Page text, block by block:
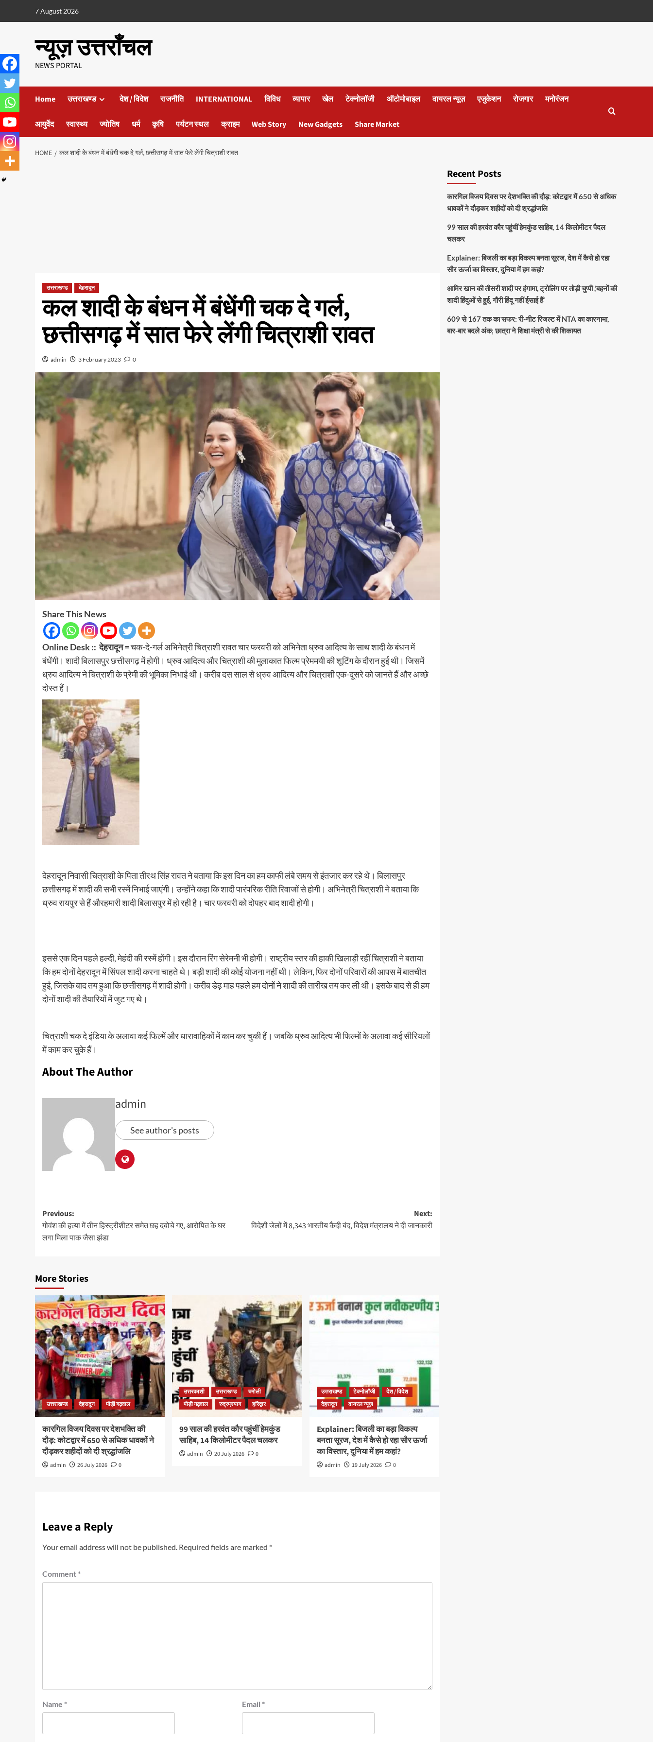
7 August 2026
न्यूज़ उत्तराँचल
NEWS PORTAL
Home उत्तराखण्ड देश / विदेश राजनीति INTERNATIONAL विविध व्यापार खेल टेक्नोलॉजी ऑटोमोबाइल वायरल न्यूज़ एजुकेशन रोजगार मनोरंजन
आयुर्वेद स्वास्थ्य ज्योतिष धर्म कृषि पर्यटन स्थल क्राइम Web Story New Gadgets Share Market
HOME कल शादी के बंधन में बंधेंगी चक दे गर्ल, छत्तीसगढ़ में सात फेरे लेंगी चित्राशी रावत
उत्तराखण्ड देहरादून
कल शादी के बंधन में बंधेंगी चक दे गर्ल,
छत्तीसगढ़ में सात फेरे लेंगी चित्राशी रावत
admin 3 February 2023 0
Share This News
Online Desk :: देहरादून =चक-दे-गर्ल अभिनेत्री चित्राशी रावत चार फरवरी को अभिनेता ध्रुव आदित्य के साथ शादी के बंधन में
बंधेंगी। शादी बिलासपुर छत्तीसगढ़ में होगी। ध्रुव आदित्य और चित्राशी की मुलाकात फिल्म प्रेममयी की शूटिंग के दौरान हुई थी। जिसमें
ध्रुव आदित्य ने चित्राशी के प्रेमी की भूमिका निभाई थी। करीब दस साल से ध्रुव आदित्य और चित्राशी एक-दूसरे को जानते हैं और अच्छे
दोस्त हैं।
देहरादून निवासी चित्राशी के पिता तीरथ सिंह रावत ने बताया कि इस दिन का हम काफी लंबे समय से इंतजार कर रहे थे। बिलासपुर
छत्तीसगढ़ में शादी की सभी रस्में निभाई जाएंगी। उन्होंने कहा कि शादी पारंपरिक रीति रिवाजों से होगी। अभिनेत्री चित्राशी ने बताया कि
ध्रुव रायपुर से हैं औरहमारी शादी बिलासपुर में हो रही है। चार फरवरी को दोपहर बाद शादी होगी।
इससे एक दिन पहले हल्दी, मेहंदी की रस्में होंगी। इस दौरान रिंग सेरेमनी भी होगी। राष्ट्रीय स्तर की हाकी खिलाड़ी रहीं चित्राशी ने बताया
कि हम दोनों देहरादून में सिंपल शादी करना चाहते थे। बड़ी शादी की कोई योजना नहीं थी। लेकिन, फिर दोनों परिवारों की आपस में बातचीत
हुई, जिसके बाद तय हुआ कि छत्तीसगढ़ में शादी होगी। करीब डेढ़ माह पहले हम दोनों ने शादी की तारीख तय कर ली थी। इसके बाद से ही हम
दोनों शादी की तैयारियों में जुट गए थे।
चित्राशी चक दे इंडिया के अलावा कई फिल्में और धारावाहिकों में काम कर चुकी हैं। जबकि ध्रुव आदित्य भी फिल्मों के अलावा कई सीरियलों
में काम कर चुके हैं।
About The Author
admin
See author's posts
Previous:
गोवंश की हत्या में तीन हिस्ट्रीशीटर समेत छह दबोचे गए, आरोपित के घर
लगा मिला पाक जैसा झंडा
Next:
विदेशी जेलों में 8,343 भारतीय कैदी बंद, विदेश मंत्रालय ने दी जानकारी
More Stories
उत्तराखण्ड देहरादून पौड़ी गढ़वाल
कारगिल विजय दिवस पर देशभक्ति की
दौड़: कोटद्वार में 650 से अधिक धावकों ने
दौड़कर शहीदों को दी श्रद्धांजलि
admin 26 July 2026 0
उत्तरकाशी उत्तराखण्ड
चमोली
पौड़ी गढ़वाल
रुद्रप्रयाग हरिद्वार
99 साल की हरवंत कौर पहुंचीं हेमकुंड
साहिब, 14 किलोमीटर पैदल चलकर
admin 20 July 2026 0
उत्तराखण्ड टेक्नोलॉजी
देश / विदेश
देहरादून
वायरल न्यूज़
Explainer: बिजली का बड़ा विकल्प
बनता सूरज, देश में कैसे हो रहा सौर ऊर्जा
का विस्तार, दुनिया में हम कहां?
admin 19 July 2026 0
Leave a Reply
Your email address will not be published. Required fields are marked *
Comment *
Name * Email *
Recent Posts
कारगिल विजय दिवस पर देशभक्ति की दौड़: कोटद्वार में 650 से अधिक
धावकों ने दौड़कर शहीदों को दी श्रद्धांजलि
99 साल की हरवंत कौर पहुंचीं हेमकुंड साहिब, 14 किलोमीटर पैदल
चलकर
Explainer: बिजली का बड़ा विकल्प बनता सूरज, देश में कैसे हो रहा
सौर ऊर्जा का विस्तार, दुनिया में हम कहां?
आमिर खान की तीसरी शादी पर हंगामा, ट्रोलिंग पर तोड़ी चुप्पी ,’बहनों की
शादी हिंदुओं से हुई, गौरी हिंदू नहीं ईसाई हैं’
609 से 167 तक का सफर: री-नीट रिजल्ट में NTA का कारनामा,
बार-बार बदले अंक; छात्रा ने शिक्षा मंत्री से की शिकायत